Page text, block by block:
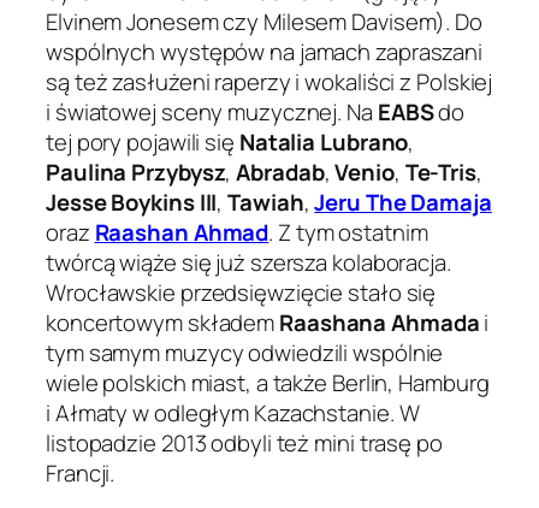
Elvinem Jonesem czy Milesem Davisem). Do
wspólnych występów na jamach zapraszani
są też zasłużeni raperzy i wokaliści z Polskiej
i światowej sceny muzycznej. Na EABSdo
tej pory pojawili się Natalia Lubrano,
Paulina Przybysz,Abradab,Venio, Te-Tris,
Jesse Boykins III,Tawiah,Jeru The Damaja
oraz Raashan Ahmad. Z tym ostatnim
twórcą wiąże się już szersza kolaboracja.
Wrocławskie przedsięwzięcie stało się
koncertowym składemRaashana Ahmadai
tym samym muzycy odwiedzili wspólnie
wiele polskich miast, a także Berlin, Hamburg
i Ałmaty w odległym Kazachstanie. W
listopadzie 2013 odbyli też mini trasę po
Francji.